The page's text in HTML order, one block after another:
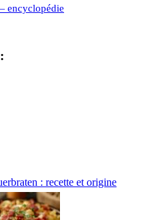
encyclopédie
: recette et origine